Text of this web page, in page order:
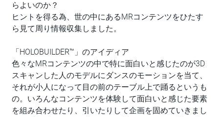
らよいのか？
ヒントを得る為、世の中にあるMRコンテンツをひたす
ら見て周り情報収集しました。
「HOLOBUILDER™」のアイディア
色々なMRコンテンツの中で特に面白いと感じたのが3D
スキャンした人のモデルにダンスのモーションを当て、
それが小人になって目の前のテーブル上で踊るというも
の。いろんなコンテンツを体験して面白いと感じた要素
を組み合わせたり、引いたりして企画を固めていきまし